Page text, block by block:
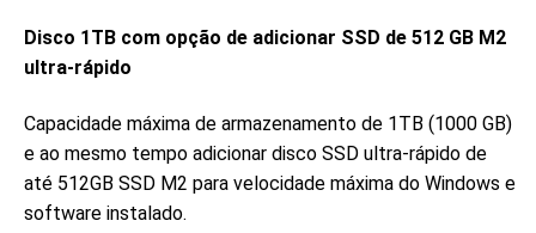
Disco 1TB com opção de adicionar SSD de 512 GB M2
ultra-rápido
Capacidade máxima de armazenamento de 1TB (1000 GB)
e ao mesmo tempo adicionar disco SSD ultra-rápido de
até 512GB SSD M2 para velocidade máxima do Windows e
software instalado.